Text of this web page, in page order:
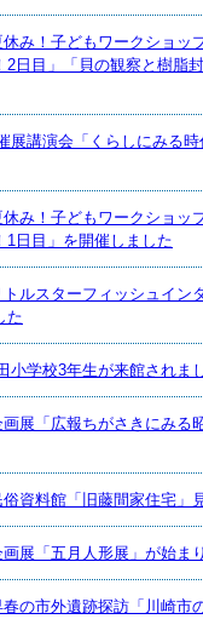
み！子どもワークショッ
2日目」「貝の観察と樹脂
講演会「くらしにみる時
み！子どもワークショッ
1日目」を開催しました
ルスターフィッシュイン
た
学校3年生が来館されま
展「広報ちがさきにみる
資料館「旧藤間家住宅」
展「五月人形展」が始ま
の市外遺跡探訪「川崎市